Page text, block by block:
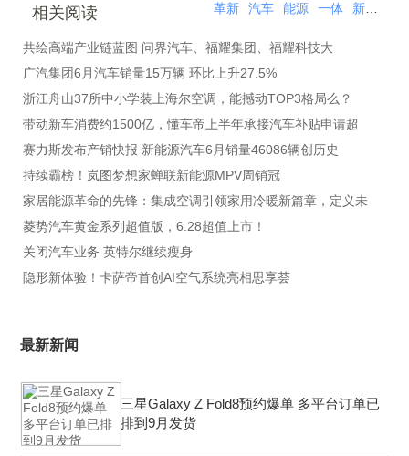
相关阅读 革新 汽车 能源 一体 新能源
共绘高端产业链蓝图 问界汽车、福耀集团、福耀科技大
广汽集团6月汽车销量15万辆 环比上升27.5%
浙江舟山37所中小学装上海尔空调，能撼动TOP3格局么？
带动新车消费约1500亿，懂车帝上半年承接汽车补贴申请超
赛力斯发布产销快报 新能源汽车6月销量46086辆创历史
持续霸榜！岚图梦想家蝉联新能源MPV周销冠
家居能源革命的先锋：集成空调引领家用冷暖新篇章，定义未
菱势汽车黄金系列超值版，6.28超值上市！
关闭汽车业务 英特尔继续瘦身
隐形新体验！卡萨帝首创AI空气系统亮相思享荟
最新新闻
三星Galaxy Z Fold8预约爆单 多平台订单已
排到9月发货